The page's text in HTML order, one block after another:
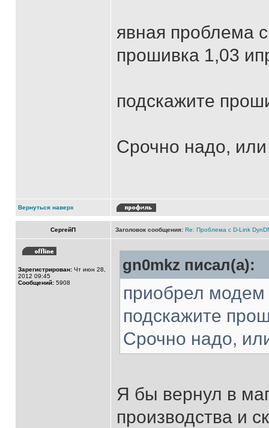
явная проблема
прошивка 1,03
подскажите
Срочно надо,
Вернуться наверх
СергейП Заголовок сообщения: Re: Проблема с D-Link
Зарегистрирован: Чт июн 28,
2012 09:45
Сообщений: 5908
gn0mkz писал(а):
приобрел модем
подскажите
Срочно надо,
Я бы вернул в
производства и